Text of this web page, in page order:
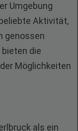
Umgebung
Aktivität,
genossen
die
Möglichkeiten
als ein